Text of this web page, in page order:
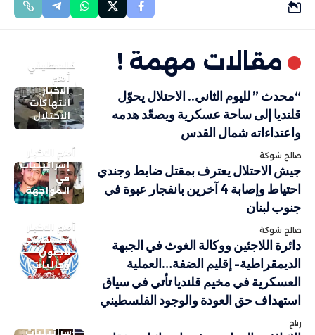
مقالات مهمة !
فلسطيني
أهم
الاخبار
انتهاكات
الاحتلال
“محدث ” لليوم الثاني.. الاحتلال يحوّل
قلنديا إلى ساحة عسكرية ويصعّد هدمه
واعتداءاته شمال القدس
صالح شوكة
أهم الاخبار
إسرائيليات
في
المواجهة
جيش الاحتلال يعترف بمقتل ضابط وجندي
احتياط وإصابة 4 آخرين بانفجار عبوة في
جنوب لبنان
صالح شوكة
أهم الاخبار
فلسطيني
لاجئون
وجاليات
دائرة اللاجئين ووكالة الغوث في الجبهة
الديمقراطية- إقليم الضفة…العملية
العسكرية في مخيم قلنديا تأتي في سياق
استهداف حق العودة والوجود الفلسطيني
رباح
إسرائيليات